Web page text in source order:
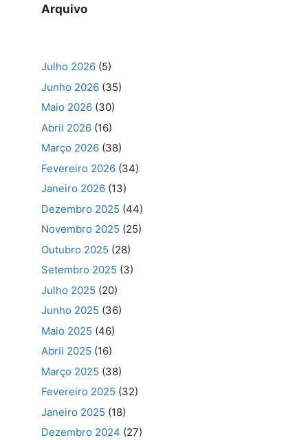
Arquivo
Julho 2026 (5)
Junho 2026 (35)
Maio 2026 (30)
Abril 2026 (16)
Março 2026 (38)
Fevereiro 2026 (34)
Janeiro 2026 (13)
Dezembro 2025 (44)
Novembro 2025 (25)
Outubro 2025 (28)
Setembro 2025 (3)
Julho 2025 (20)
Junho 2025 (36)
Maio 2025 (46)
Abril 2025 (16)
Março 2025 (38)
Fevereiro 2025 (32)
Janeiro 2025 (18)
Dezembro 2024 (27)